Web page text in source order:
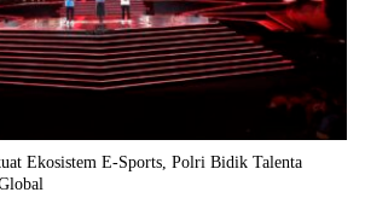
Ekosistem E-Sports, Polri Bidik Talenta